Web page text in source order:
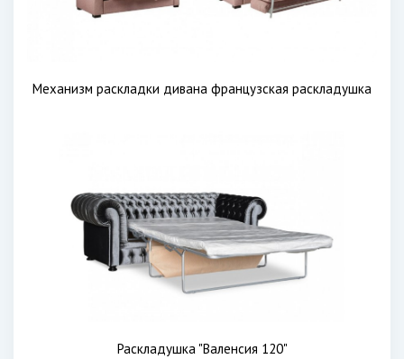
Механизм раскладки дивана французская раскладушка
Раскладушка "Валенсия 120"